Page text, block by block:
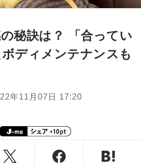
秘訣は？ 「合ってい
ディメンテナンスも
年11月07日 17:20